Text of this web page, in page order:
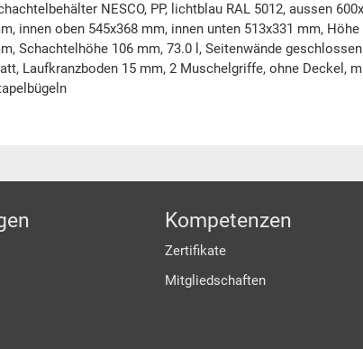
NESCO, PP, lichtblau RAL 5012, aussen
innen oben 545x368 mm, innen unten 513x331 mm, Höhe
Schachtelhöhe 106 mm, 73.0 l, Seitenwände
Laufkranzboden 15 mm, 2 Muschelgriffe, ohne Deckel,
Kompetenzen
Zertifikate
Mitgliedschaften